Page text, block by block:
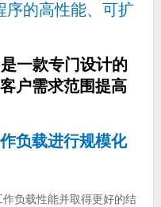
序的高性能、可扩
一款专门设计的
户需求范围提高
负载进行规模化
负载性能并取得更好的结